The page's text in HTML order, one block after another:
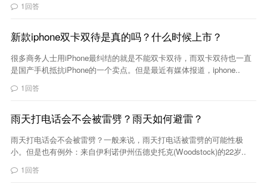
1回答
新款iphone双卡双待是真的吗？什么时候上市？
很多商务人士用iPhone最纠结的就是不能双卡双待，而双卡双待也一直
是国产手机抵抗iPhone的一个卖点。但是最近有媒体报道，iphone..
1回答
雨天打电话会不会被雷劈？雨天如何避雷？
雨天打电话会不会被雷劈？一般来说，雨天打电话被雷劈的可能性极
小。但是也有例外：来自伊利诺伊州伍德史托克(Woodstock)的22岁..
1回答